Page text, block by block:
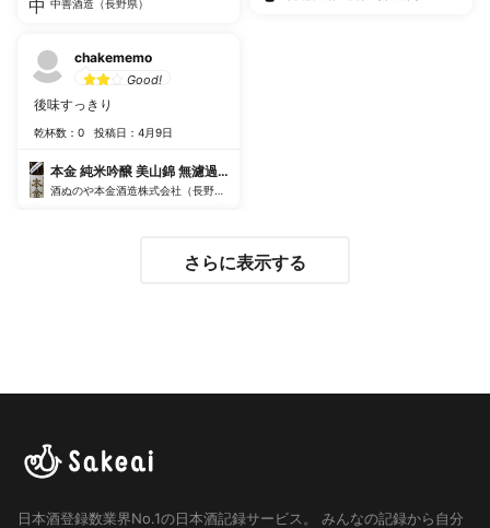
中善酒造（長野県）
chakememo
Good!
後味すっきり
乾杯数：0 投稿日：4月9日
本金 純米吟醸 美山錦 無濾過生原酒
酒ぬのや本金酒造株式会社（長野県）
さらに表示する
日本酒登録数業界No.1の日本酒記録サービス。
みんなの記録から自分